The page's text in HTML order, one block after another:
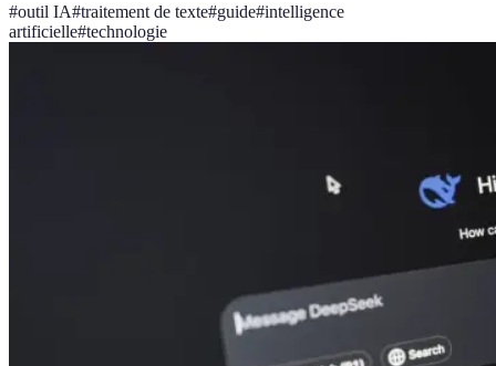
#outil IA#traitement de texte#guide#intelligence
artificielle#technologie